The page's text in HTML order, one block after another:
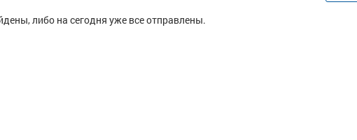
либо на сегодня уже все отправлены.